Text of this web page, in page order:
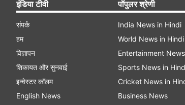
इंडिया टीवी
संपर्क
हम
विज्ञापन
शिकायत और सुनवाई
इन्वेस्टर कॉलम
English News
पॉपुलर श्रेणी
India News in Hindi
World News in Hindi
Entertainment
Sports News in
Cricket News in
Business News